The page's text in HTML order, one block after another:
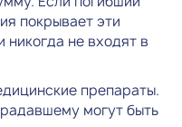
покрывает эти
никогда не входят в
препараты.
могут быть